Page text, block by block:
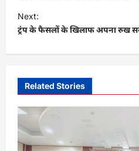
s
t
v
g
a
Next:
ट्रंप के फैसलों के खिलाफ अपना रुख
Related Stories